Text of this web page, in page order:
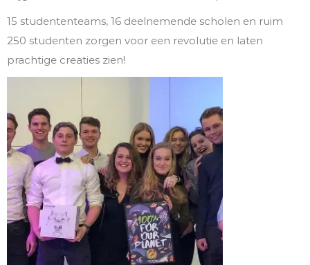
15 studententeams, 16 deelnemende scholen en ruim
250 studenten zorgen voor een revolutie en laten
prachtige creaties zien!